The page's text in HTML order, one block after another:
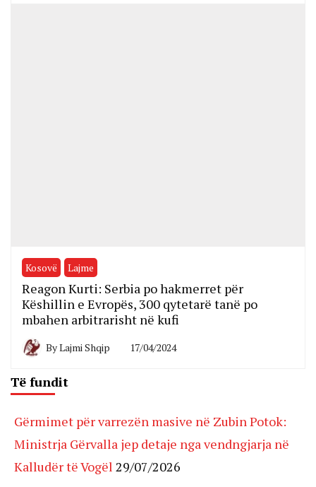
Kosovë Lajme
Reagon Kurti: Serbia po hakmerret për
Këshillin e Evropës, 300 qytetarë tanë po
mbahen arbitrarisht në kufi
ByLajmi Shqip 17/04/2024
Të fundit
Gërmimet për varrezën masive në Zubin Potok:
Ministrja Gërvalla jep detaje nga vendngjarja në
Kalludër të Vogël 29/07/2026